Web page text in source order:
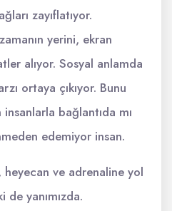
zayıflatıyor.
yerini, ekran
alıyor. Sosyal anlamda
ortaya çıkıyor. Bunu
bağlantıda mı
edemiyor insan.
ve adrenaline yol
yanımızda.